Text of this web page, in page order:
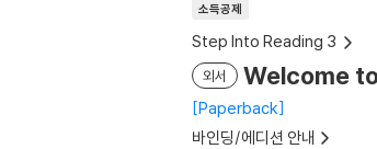
소득공제
Step Into Reading 3
외서 Welcome
Paperback
바인딩/에디션 안내